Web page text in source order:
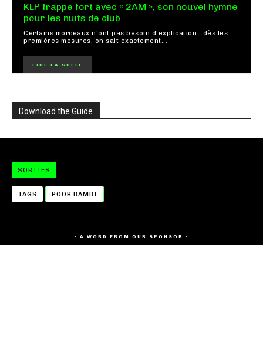
KLP frappe fort avec « 2AM », son nouvel hymne
pour les nuits de club
Certains morceaux n'ont pas besoin d'explication : dès les
premières mesures, on sait exactement...
LIRE LA SUITE
Download the Guide
SORTIES
TAGS POOR BAMBI
- A WORD FROM OUR SPONSOR -